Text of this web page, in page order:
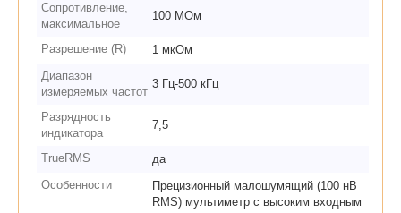
Сопротивление,
максимальное
100 МОм
Разрешение (R)
1 мкОм
Диапазон
измеряемых частот
3 Гц-500 кГц
Разрядность
индикатора
7,5
TrueRMS
да
Особенности
Прецизионный малошумящий (100 нВ
RMS) мультиметр с высоким входным